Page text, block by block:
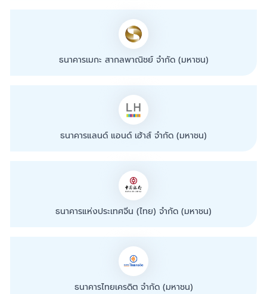
ธนาคารเมกะ สากลพาณิชย์ จำกัด (มหาชน)
ธนาคารแลนด์ แอนด์ เฮ้าส์ จำกัด (มหาชน)
ธนาคารแห่งประเทศจีน (ไทย) จำกัด (มหาชน)
ธนาคารไทยเครดิต จำกัด (มหาชน)